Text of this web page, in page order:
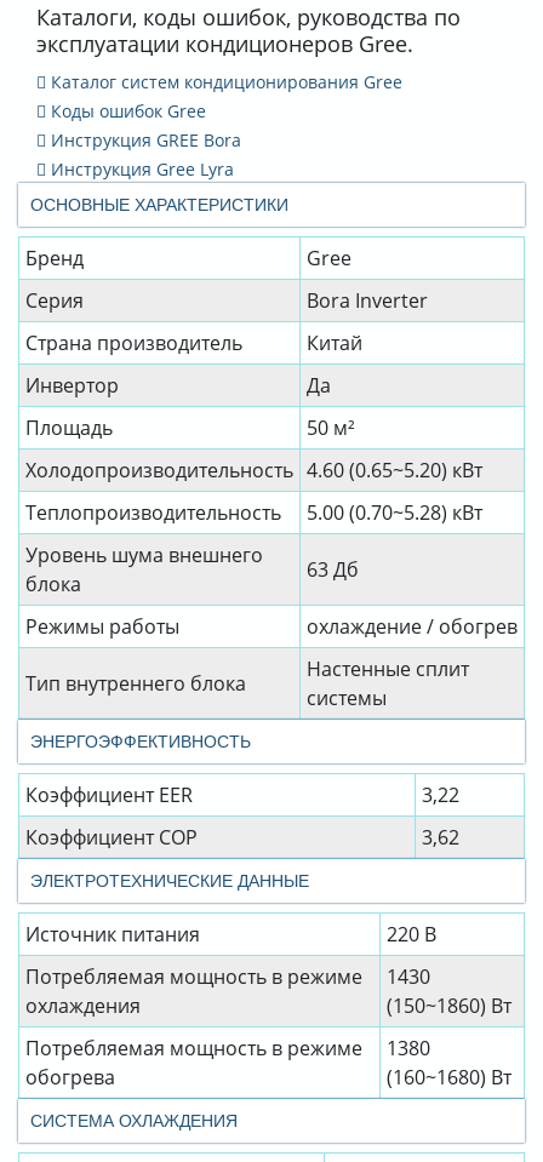
ОСНОВНЫЕ ХАРАКТЕРИСТИКИ
Бренд
Gree
Серия
Bora Inverter
Страна производитель
Китай
Инвертор
Да
Площадь
50 м²
Холодопроизводительность 4.60 (0.65~5.20) кВт
Теплопроизводительность
5.00 (0.70~5.28) кВт
Уровень шума внешнего
блока
63 Дб
Режимы работы охлаждение / обогрев
Тип внутреннего блока
Настенные сплит
системы
ЭНЕРГОЭФФЕКТИВНОСТЬ
Коэффициент EER
3,22
Коэффициент СОР
3,62
ЭЛЕКТРОТЕХНИЧЕСКИЕ ДАННЫЕ
Источник питания
220 В
Потребляемая мощность в режиме
охлаждения
1430
(150~1860) Вт
Потребляемая мощность в режиме
обогрева
1380
(160~1680) Вт
СИСТЕМА ОХЛАЖДЕНИЯ
Каталоги, коды ошибок, руководства по
эксплуатации кондиционеров Gree.
Каталог систем кондиционирования Gree
Коды ошибок Gree
Инструкция GREE Bora
Инструкция Gree Lyra